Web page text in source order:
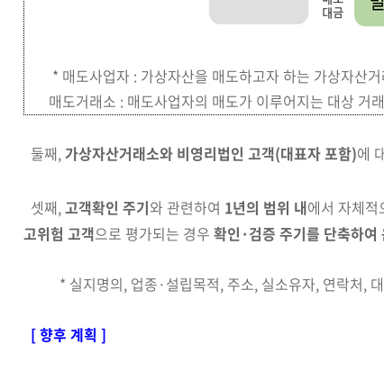
* 매도사업자 : 가상자산을 매도하고자 하는 가상자산
매도거래소 : 매도사업자의 매도가 이루어지는 대상 거
둘째,가상자산거래소와 비영리법인 고객(대표자 포함)에
셋째,고객확인 주기와 관련하여 1년의 범위 내에서 자체적
고위험 고객으로 평가되는 경우 확인·검증 주기를 단축하여
* 실지명의, 업종·설립목적, 주소, 실소유자, 연락처,
[ 향후 계획 ]